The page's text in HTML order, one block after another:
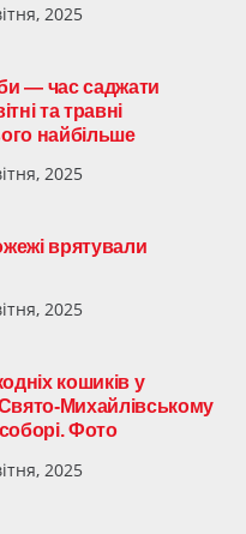
2025
— час саджати
та травні
найбільше
2025
врятували
2025
кошиків у
Михайлівському
Фото
2025